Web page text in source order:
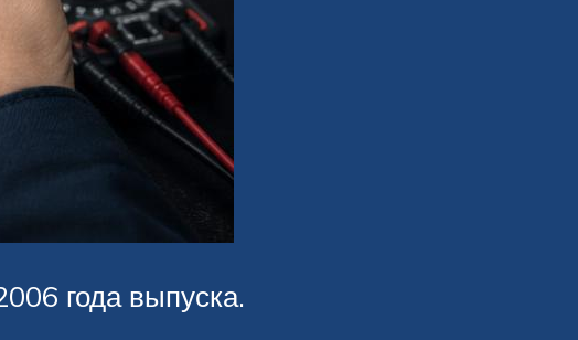
года выпуска.